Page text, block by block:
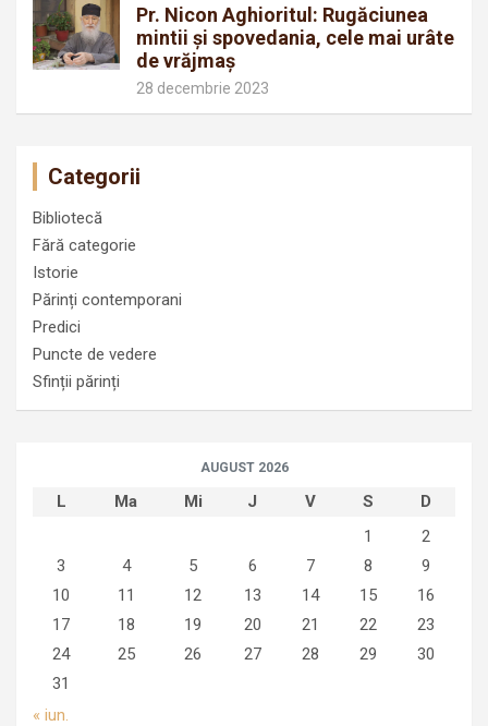
Pr. Nicon Aghioritul: Rugăciunea
mintii și spovedania, cele mai urâte
de vrăjmaș
28 decembrie 2023
Categorii
Bibliotecă
Fără categorie
Istorie
Părinți contemporani
Predici
Puncte de vedere
Sfinții părinți
AUGUST 2026
L Ma Mi J V S
D
1
2
3
4 5 6 7 8
9
10
11 12 13 14 15
16
17
18 19 20 21 22
23
24
25 26 27 28 29
30
31
« iun.